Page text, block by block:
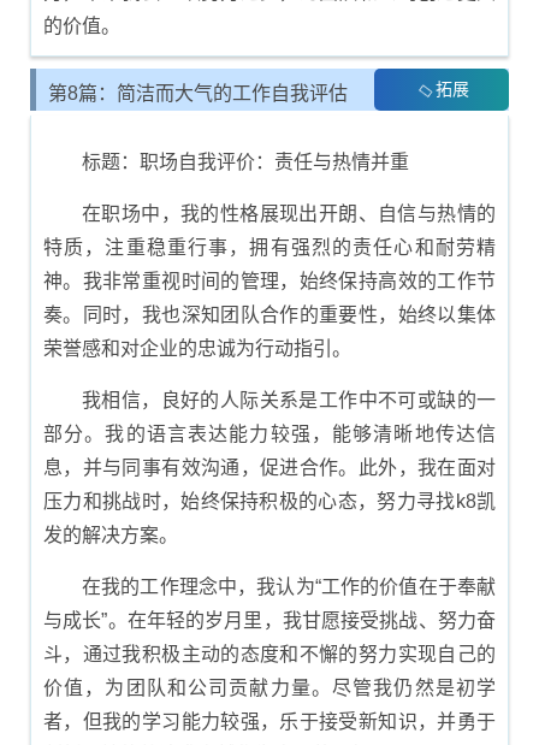
的价值。
第8篇：简洁而大气的工作自我评估 拓展
标题：职场自我评价：责任与热情并重
在职场中，我的性格展现出开朗、自信与热情的
特质，注重稳重行事，拥有强烈的责任心和耐劳精
神。我非常重视时间的管理，始终保持高效的工作节
奏。同时，我也深知团队合作的重要性，始终以集体
荣誉感和对企业的忠诚为行动指引。
我相信，良好的人际关系是工作中不可或缺的一
部分。我的语言表达能力较强，能够清晰地传达信
息，并与同事有效沟通，促进合作。此外，我在面对
压力和挑战时，始终保持积极的心态，努力寻找k8凯
发的解决方案。
在我的工作理念中，我认为“工作的价值在于奉献
与成长”。在年轻的岁月里，我甘愿接受挑战、努力奋
斗，通过我积极主动的态度和不懈的努力实现自己的
价值，为团队和公司贡献力量。尽管我仍然是初学
者，但我的学习能力较强，乐于接受新知识，并勇于